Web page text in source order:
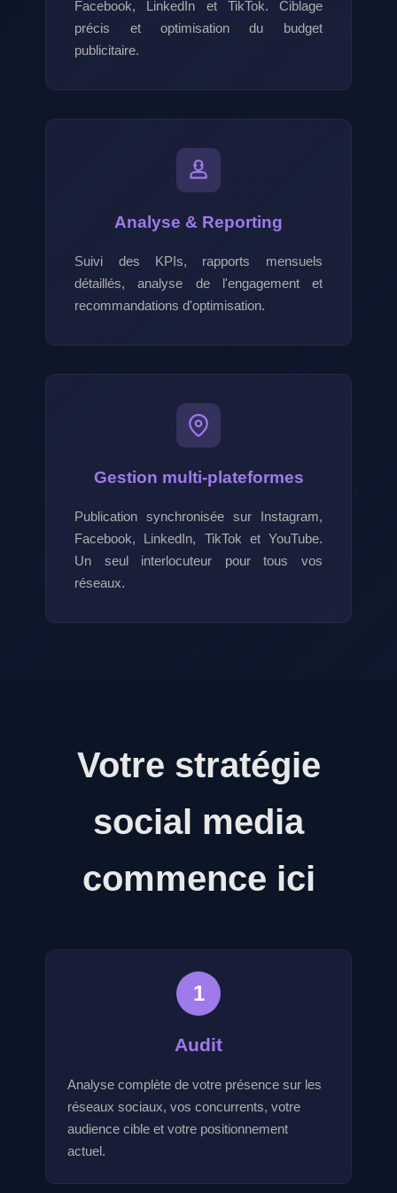
Facebook, LinkedIn et TikTok. Ciblage
précis et optimisation du budget
publicitaire.
Analyse & Reporting
Suivi des KPIs, rapports mensuels
détaillés, analyse de l'engagement et
recommandations d'optimisation.
Gestion multi-plateformes
Publication synchronisée sur Instagram,
Facebook, LinkedIn, TikTok et YouTube.
Un seul interlocuteur pour tous vos
réseaux.
Votre stratégie
social media
commence ici
1
Audit
Analyse complète de votre présence sur les
réseaux sociaux, vos concurrents, votre
audience cible et votre positionnement
actuel.